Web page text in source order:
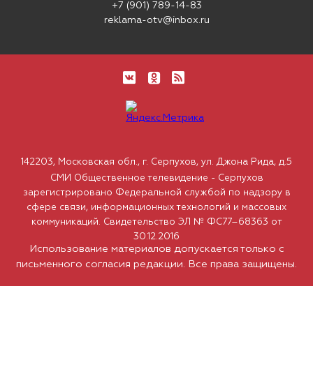
+7 (901) 789-14-83
reklama-otv@inbox.ru
Использование материалов допускается только с
письменного согласия редакции. Все права защищены.
142203, Московская обл., г. Серпухов, ул. Джона Рида, д.5
СМИ Общественное телевидение - Серпухов
зарегистрировано Федеральной службой по надзору в
сфере связи, информационных технологий и массовых
коммуникаций. Свидетельство ЭЛ № ФС77–68363 от
30.12.2016